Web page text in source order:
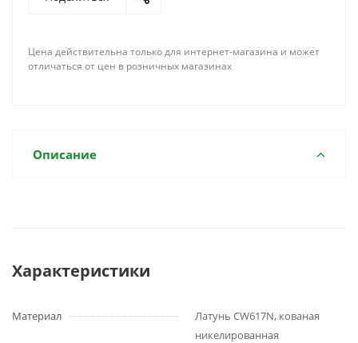
Цена действительна только для интернет-магазина и может
отличаться от цен в розничных магазинах
Описание
Характеристики
Материал
Латунь CW617N, кованая
никелированная